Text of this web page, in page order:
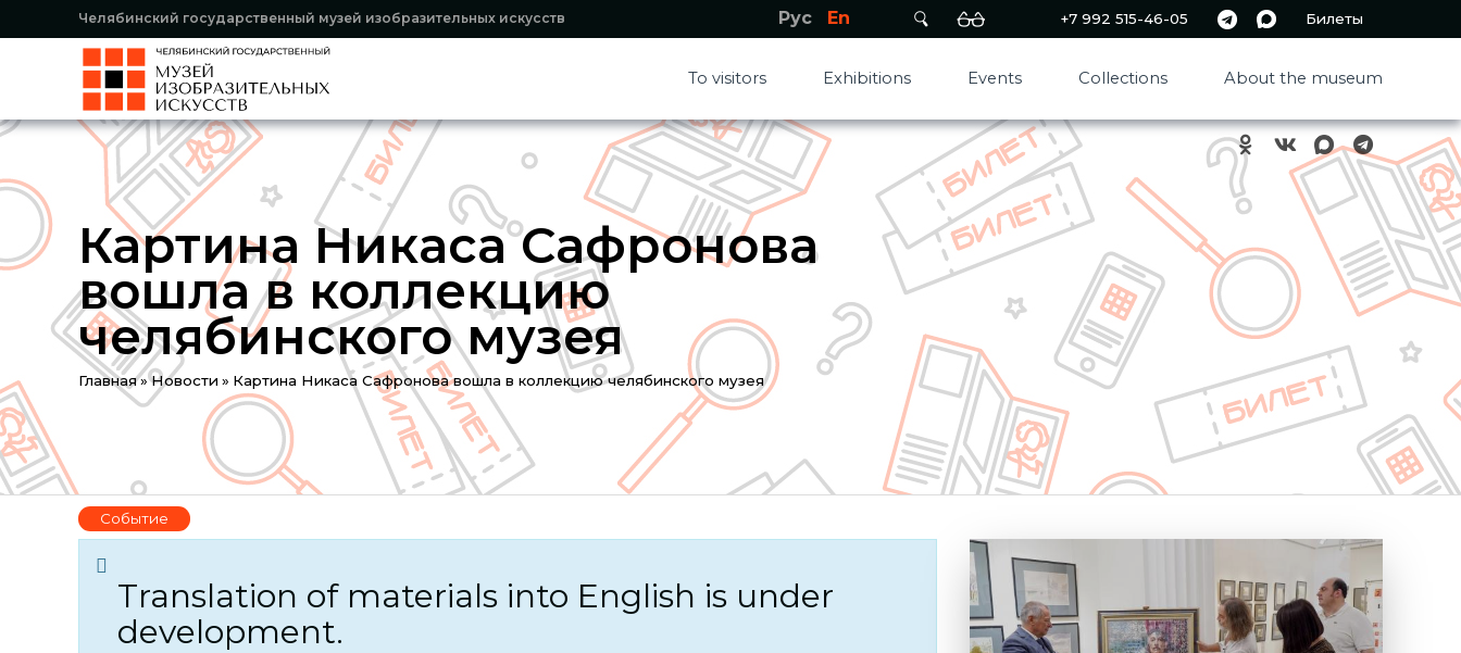
Челябинский государственный музей изобразительных искусств +7 992 515-46-05 Билеты
Рус En
To visitors Exhibitions Events Collections About the museum
Картина Никаса Сафронова
вошла в коллекцию
челябинского музея
You
Главная» Новости » Картина Никаса Сафронова вошла в коллекцию челябинского музея
Translation of materials into English is under
development.
Событие